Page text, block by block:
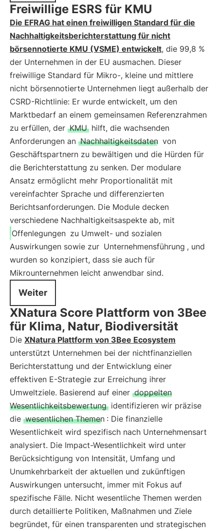
Freiwillige ESRS für KMU
Die EFRAG hat einen freiwilligen Standard für die
Nachhaltigkeitsberichterstattung für nicht
börsennotierte KMU (VSME) entwickelt, die 99,8 %
der Unternehmen in der EU ausmachen. Dieser
freiwillige Standard für Mikro-, kleine und mittlere
nicht börsennotierte Unternehmen liegt außerhalb der
CSRD-Richtlinie: Er wurde entwickelt, um den
Marktbedarf an einem gemeinsamen Referenzrahmen
zu erfüllen, der KMU hilft, die wachsenden
Anforderungen an Nachhaltigkeitsdaten von
Geschäftspartnern zu bewältigen und die Hürden für
die Berichterstattung zu senken. Der modulare
Ansatz ermöglicht mehr Proportionalität mit
vereinfachter Sprache und differenzierten
Berichtsanforderungen. Die Module decken
verschiedene Nachhaltigkeitsaspekte ab, mit
Offenlegungen zu Umwelt- und sozialen
Auswirkungen sowie zur Unternehmensführung , und
wurden so konzipiert, dass sie auch für
Mikrounternehmen leicht anwendbar sind.
Weiter
XNatura Score Plattform von 3Bee
für Klima, Natur, Biodiversität
Die XNatura Plattform von 3Bee Ecosystem
unterstützt Unternehmen bei der nichtfinanziellen
Berichterstattung und der Entwicklung einer
effektiven E-Strategie zur Erreichung ihrer
Umweltziele. Basierend auf einer doppelten
Wesentlichkeitsbewertung identifizieren wir präzise
die wesentlichen Themen : Die finanzielle
Wesentlichkeit wird spezifisch nach Unternehmensart
analysiert. Die Impact-Wesentlichkeit wird unter
Berücksichtigung von Intensität, Umfang und
Unumkehrbarkeit der aktuellen und zukünftigen
Auswirkungen untersucht, immer mit Fokus auf
spezifische Fälle. Nicht wesentliche Themen werden
durch detaillierte Politiken, Maßnahmen und Ziele
begründet, für einen transparenten und strategischen